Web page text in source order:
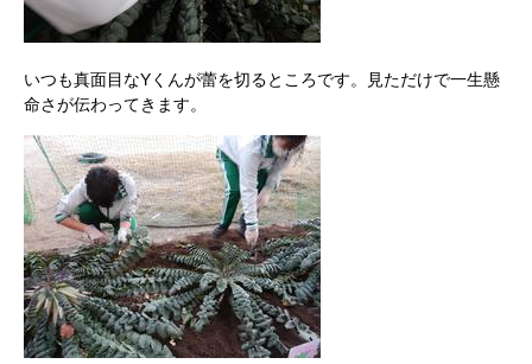
いつも真面目なYくんが蕾を切るところです。見ただけで一生懸
命さが伝わってきます。